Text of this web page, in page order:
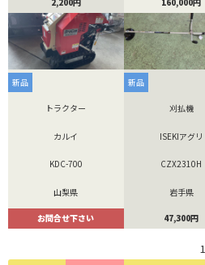
新品
トラクター
カルイ
KDC-700
山梨県
お問合せ下さい
新品
刈払機
ISEKIアグリ
CZX2310H
岩手県
47,300円